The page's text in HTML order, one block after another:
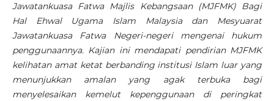
Jawatankuasa Fatwa Majlis Kebangsaan (MJFMK) Bagi
Hal Ehwal Ugama Islam Malaysia dan Mesyuarat
Jawatankuasa Fatwa Negeri-negeri mengenai hukum
penggunaannya. Kajian ini mendapati pendirian MJFMK
kelihatan amat ketat berbanding institusi Islam luar yang
menunjukkan amalan yang agak terbuka bagi
menyelesaikan kemelut kepenggunaan di peringkat